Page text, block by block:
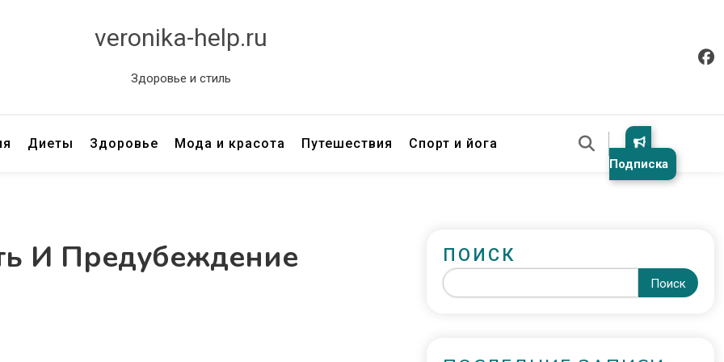
veronika-help.ru
Здоровье и стиль
Диеты Здоровье Мода и красота Путешествия Спорт и йога
Подписка
И Предубеждение ПОИСК
Поиск